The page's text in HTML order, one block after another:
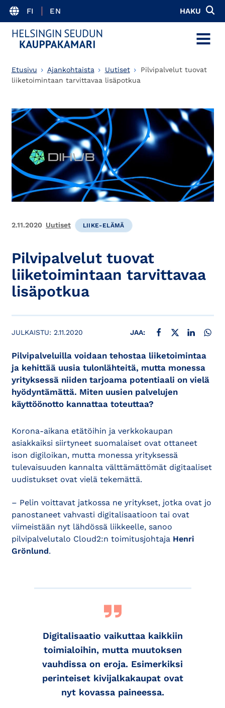
FI EN HAKU
MENU
Etusivu Ajankohtaista Uutiset
Pilvipalvelut tuovat
liiketoimintaan tarvittavaa lisäpotkua
2.11.2020 Uutiset LIIKE-ELÄMÄ
Pilvipalvelut tuovat
liiketoimintaan tarvittavaa
lisäpotkua
JULKAISTU: 2.11.2020 JAA: JAA FACEBOOKISSA
JAA X:SSÄ JAA
Pilvipalveluilla voidaan tehostaa liiketoimintaa
ja kehittää uusia tulonlähteitä, mutta monessa
yrityksessä niiden tarjoama potentiaali on vielä
hyödyntämättä. Miten uusien palvelujen
käyttöönotto kannattaa toteuttaa?
Korona-aikana etätöihin ja verkkokaupan
asiakkaiksi siirtyneet suomalaiset ovat ottaneet
ison digiloikan, mutta monessa yrityksessä
tulevaisuuden kannalta välttämättömät digitaaliset
uudistukset ovat vielä tekemättä.
– Pelin voittavat jatkossa ne yritykset, jotka ovat jo
panostaneet vahvasti digitalisaatioon tai ovat
viimeistään nyt lähdössä liikkeelle, sanoo
pilvipalvelutalo Cloud2:n toimitusjohtaja Henri
Grönlund.
Digitalisaatio vaikuttaa kaikkiin
toimialoihin, mutta muutoksen
vauhdissa on eroja. Esimerkiksi
perinteiset kivijalkakaupat ovat
nyt kovassa paineessa.